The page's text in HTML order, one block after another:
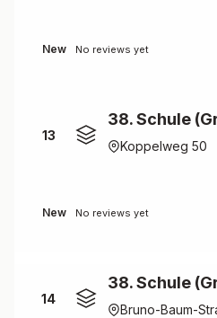
New No reviews yet
13
38. Schule
Koppelweg 50
New No reviews yet
14
38. Schule
Bruno-Baum-